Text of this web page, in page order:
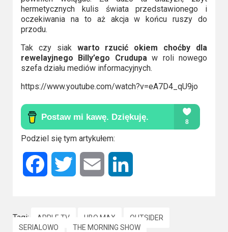
hermetycznych kulis świata przedstawionego i
oczekiwania na to aż akcja w końcu ruszy do
przodu.
Tak czy siak warto rzucić okiem choćby dla
rewelayjnego Billy’ego Crudupa w roli nowego
szefa działu mediów informacyjnych.
https://www.youtube.com/watch?v=eA7D4_qU9jo
Podziel się tym artykułem:
Facebook Twitter Email
Tagi: APPLE TV HBO MAX
OUTSIDER
SERIALOWO
THE MORNING SHOW